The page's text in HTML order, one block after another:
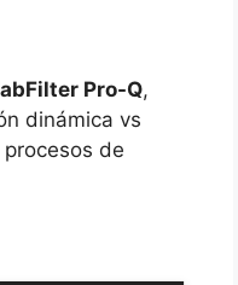
Pro-Q,
dinámica vs
de